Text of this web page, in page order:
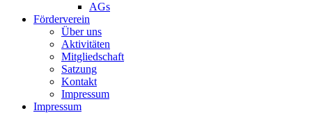
AGs
Förderverein
Über uns
Aktivitäten
Mitgliedschaft
Satzung
Kontakt
Impressum
Impressum